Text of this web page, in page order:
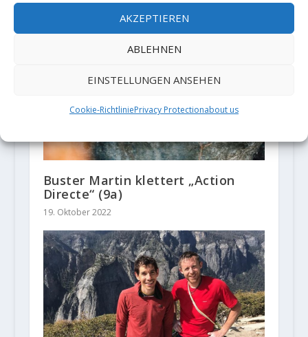
AKZEPTIEREN
ABLEHNEN
EINSTELLUNGEN ANSEHEN
Cookie-RichtliniePrivacy Protectionabout us
Buster Martin klettert „Action
Directe“ (9a)
19. Oktober 2022